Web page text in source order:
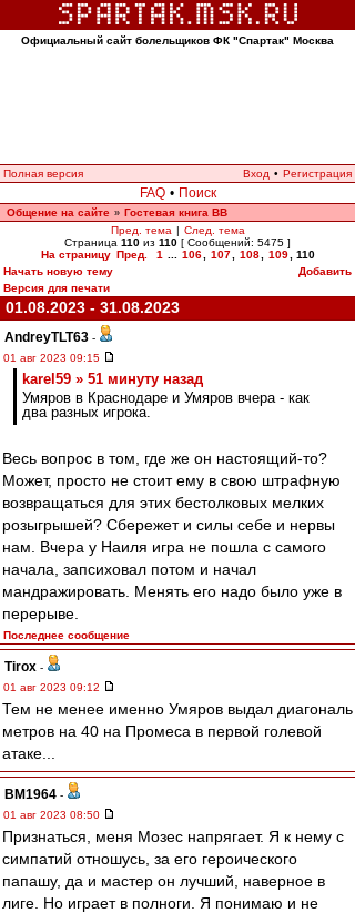
Официальный сайт болельщиков ФК "Спартак" Москва
Полная версия Вход • Регистрация
FAQ • Поиск
Общение на сайте » Гостевая книга ВВ
Пред. тема | След. тема
Страница 110 из 110 [ Сообщений: 5475 ]
На страницу Пред. 1 106 107 108 109
110
Начать новую тему
Добавить
Версия для печати
01.08.2023 - 31.08.2023
AndreyTLT63 -
01 авг 2023 09:15
karel59 » 51 минуту назад
Умяров в Краснодаре и Умяров вчера - как
два разных игрока.
Весь вопрос в том, где же он настоящий-то?
Может, просто не стоит ему в свою штрафную
возвращаться для этих бестолковых мелких
розыгрышей? Сбережет и силы себе и нервы
нам. Вчера у Наиля игра не пошла с самого
начала, запсиховал потом и начал
мандражировать. Менять его надо было уже в
перерыве.
Последнее сообщение
Tirox -
01 авг 2023 09:12
Тем не менее именно Умяров выдал диагональ
метров на 40 на Промеса в первой голевой
атаке...
BM1964 -
01 авг 2023 08:50
Признаться, меня Мозес напрягает. Я к нему с
симпатий отношусь, за его героического
папашу, да и мастер он лучший, наверное в
лиге. Но играет в полноги. Я понимаю и не